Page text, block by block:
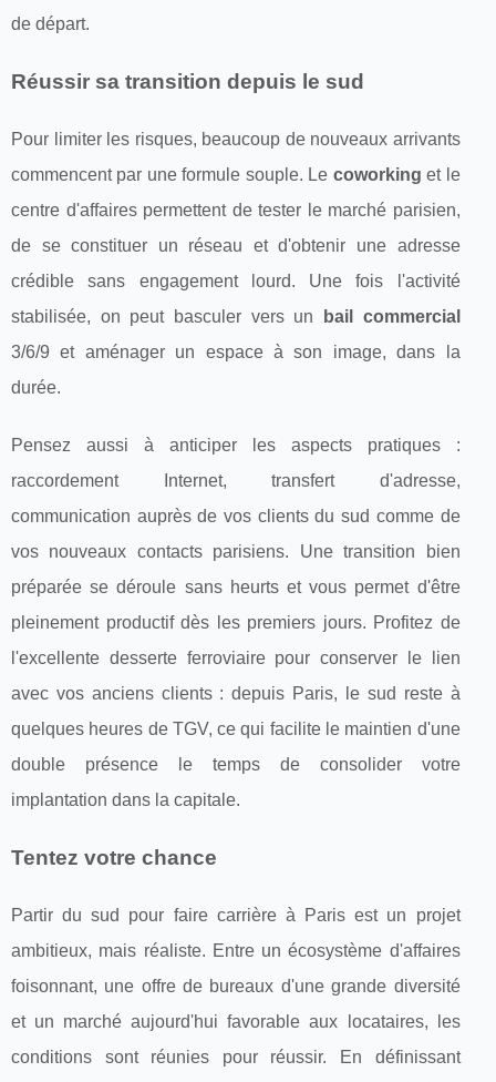
de départ.
Réussir sa transition depuis le sud
Pour limiter les risques, beaucoup de nouveaux arrivants
commencent par une formule souple. Le coworking et le
centre d'affaires permettent de tester le marché parisien,
de se constituer un réseau et d'obtenir une adresse
crédible sans engagement lourd. Une fois l'activité
stabilisée, on peut basculer vers un
bail commercial
3/6/9 et aménager un espace à son image, dans la
durée.
Pensez aussi à anticiper les aspects pratiques :
raccordement Internet, transfert d'adresse,
communication auprès de vos clients du sud comme de
vos nouveaux contacts parisiens. Une transition bien
préparée se déroule sans heurts et vous permet d'être
pleinement productif dès les premiers jours. Profitez de
l'excellente desserte ferroviaire pour conserver le lien
avec vos anciens clients : depuis Paris, le sud reste à
quelques heures de TGV, ce qui facilite le maintien d'une
double présence le temps de consolider votre
implantation dans la capitale.
Tentez votre chance
Partir du sud pour faire carrière à Paris est un projet
ambitieux, mais réaliste. Entre un écosystème d'affaires
foisonnant, une offre de bureaux d'une grande diversité
et un marché aujourd'hui favorable aux locataires, les
conditions sont réunies pour réussir. En définissant